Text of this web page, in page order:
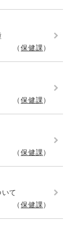
保健課
保健課
保健課
て
保健課